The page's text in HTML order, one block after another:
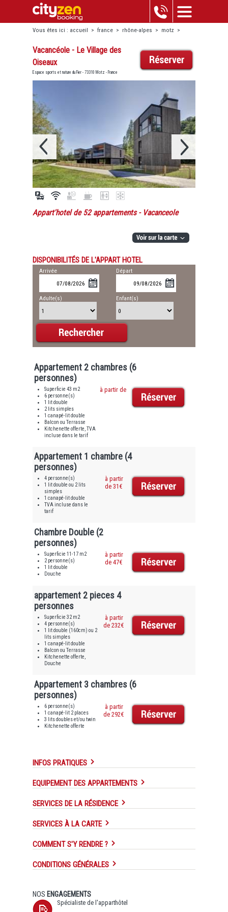
Vous êtes ici : accueil > france > rhône-alpes > motz >
vacancéole - le village des oiseaux
Vacancéole - Le Village des
Oiseaux
Espace sports et nature du Fier - 73310 Motz - France
Appart'hotel de 52 appartements- Vacanceole
DISPONIBILITÉS DE L'APPART HOTEL
Arrivée Départ
Adulte(s) Enfant(s)
Appartement 2 chambres (6
personnes)
Superficie 43 m2
6 personne(s)
1 lit double
2 lits simples
1 canapé-lit double
Balcon ou Terrasse
Kitchenette offerte, TVA
incluse dans le tarif
à partir de
Appartement 1 chambre (4
personnes)
4 personne(s)
1 lit double ou 2 lits
simples
1 canapé-lit double
TVA incluse dans le
tarif
à partir
de 31€
Chambre Double (2
personnes)
Superficie 11-17 m2
2 personne(s)
1 lit double
Douche
à partir
de 47€
appartement 2 pieces 4
personnes
Superficie 32 m2
4 personne(s)
1 lit double (160cm) ou 2
lits simples
1 canapé-lit double
Balcon ou Terrasse
Kitchenette offerte,
Douche
à partir
de 232€
Appartement 3 chambres (6
personnes)
6 personne(s)
1 canapé-lit 2 places
3 lits doubles et/ou twin
Kitchenette offerte
à partir
de 292€
INFOS PRATIQUES
EQUIPEMENT DES APPARTEMENTS
SERVICES DE LA RÉSIDENCE
SERVICES À LA CARTE
COMMENT S'Y RENDRE ?
CONDITIONS GÉNÉRALES
NOS ENGAGEMENTS
Spécialiste de l'apparthôtel